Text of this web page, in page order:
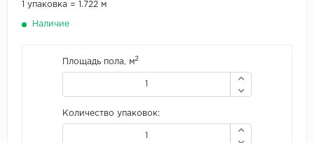
1 упаковка = 1.722 м
Наличие
Площадь пола, м2
Количество упаковок: